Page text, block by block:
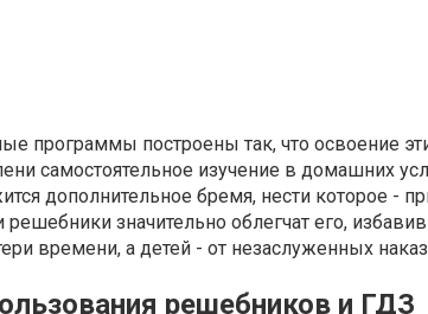
программы построены так, что освоение
самостоятельное изучение в домашних
дополнительное бремя, нести которое -
значительно облегчат его,
времени, а детей - от незаслуженных
решебников и ГДЗ